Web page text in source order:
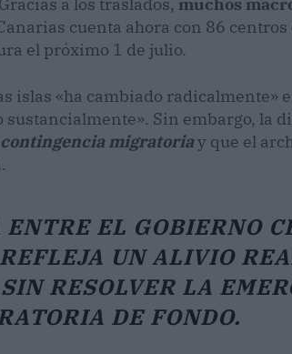
a los traslados, muchos
cuenta ahora con 86
el próximo 1 de julio.
islas «ha cambiado radicalmente»
sustancialmente». Sin embargo, la
contingencia migratoriay que el
EL GOBIERNO
UN ALIVIO
RESOLVER LA
DE FONDO.